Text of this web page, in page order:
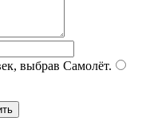
выбрав Самолёт.